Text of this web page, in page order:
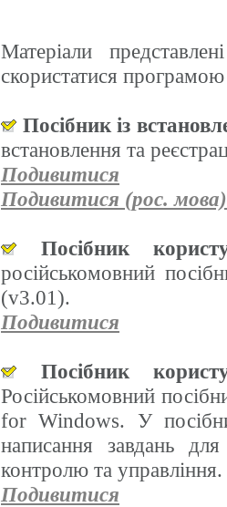
Матеріали
скористатися
Посібник із
встановлення та
Подивитися
Подивитися (рос. мова)
Посібник
російськомовний
(v3.01).
Подивитися
Посібник
Російськомовний
for Windows. У
написання завдань
контролю та управління.
Подивитися